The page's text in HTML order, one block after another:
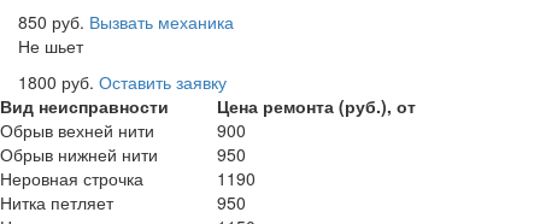
850 руб. Вызвать механика
Не шьет
1800 руб. Оставить заявку
Вид неисправности
Цена ремонта (руб.), от
Обрыв вехней нити
900
Обрыв нижней нити
950
Неровная строчка
1190
Нитка петляет
950